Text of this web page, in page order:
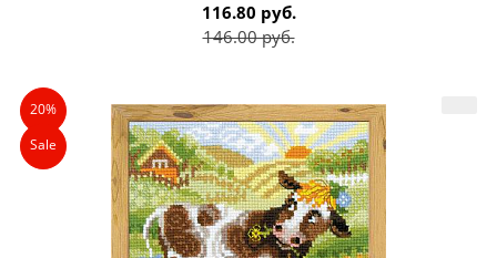
116.80 руб.
146.00 руб.
20%
Sale